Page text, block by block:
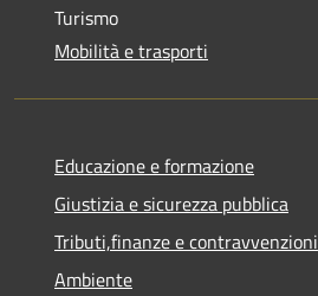
Turismo
Mobilità e trasporti
Educazione e formazione
Giustizia e sicurezza pubblica
Tributi,finanze e contravvenzioni
Ambiente